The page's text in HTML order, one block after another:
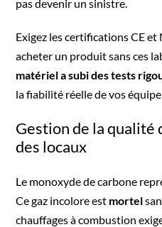
pas devenir un sinistre.
Exigez les certifications CE
acheter un produit sans ces
matériel a subi des tests
la fiabilité réelle de vos
Gestion de la qualité
des locaux
Le monoxyde de carbone
Ce gaz incolore est mortel
chauffages à combustion